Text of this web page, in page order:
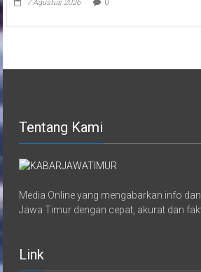
7 Agustus 2026 0
Tentang Kami
Media Online yang mengabarkan info
Jawa Timur dengan cepat, akurat dan
Link